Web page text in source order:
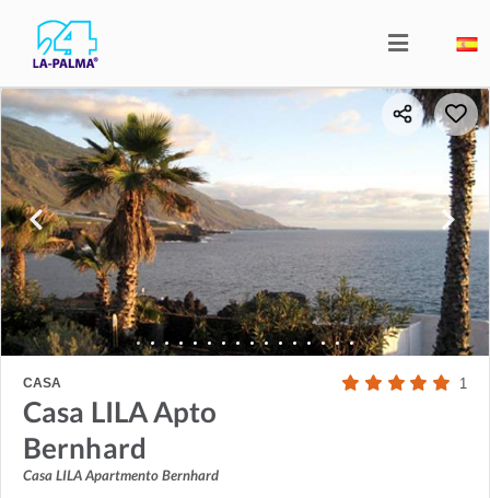
CASA 1
Casa LILA Apto
Bernhard
Casa LILA Apartmento Bernhard